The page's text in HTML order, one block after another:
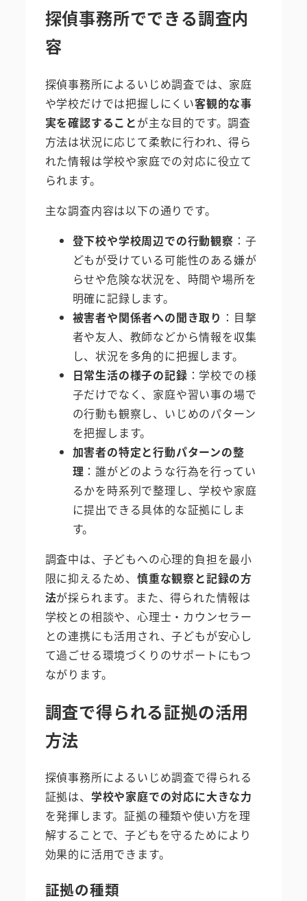
探偵事務所でできる調査内
容
探偵事務所によるいじめ調査では、家庭
や学校だけでは把握しにくい客観的な事
実を確認することが主な目的です。調査
方法は状況に応じて柔軟に行われ、得ら
れた情報は学校や家庭での対応に役立て
られます。
主な調査内容は以下の通りです。
登下校や学校周辺での行動観察 ：子
どもが受けている可能性のある嫌が
らせや危険な状況を、時間や場所を
明確に記録します。
被害者や関係者への聞き取り ：目撃
者や友人、教師などから情報を収集
し、状況を多角的に把握します。
日常生活の様子の記録 ：学校での様
子だけでなく、家庭や習い事の場で
の行動も観察し、いじめのパターン
を把握します。
加害者の特定と行動パターンの整
理 ：誰がどのような行為を行ってい
るかを時系列で整理し、学校や家庭
に提出できる具体的な証拠にしま
す。
調査中は、子どもへの心理的負担を最小
限に抑えるため、 慎重な観察と記録の方
法が採られます。また、得られた情報は
学校との相談や、心理士・カウンセラー
との連携にも活用され、子どもが安心し
て過ごせる環境づくりのサポートにもつ
ながります。
調査で得られる証拠の活用
方法
探偵事務所によるいじめ調査で得られる
証拠は、 学校や家庭での対応に大きな力
を発揮します。証拠の種類や使い方を理
解することで、子どもを守るためにより
効果的に活用できます。
証拠の種類